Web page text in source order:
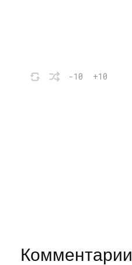
-10 +10
Комментарии